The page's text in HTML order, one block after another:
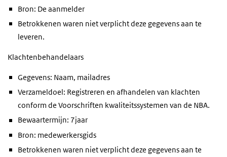
Bron: De aanmelder
Betrokkenen waren niet verplicht deze gegevens aan te
leveren.
Klachtenbehandelaars
Gegevens: Naam, mailadres
Verzameldoel: Registreren en afhandelen van klachten
conform de Voorschriften kwaliteitssystemen van de NBA.
Bewaartermijn: 7jaar
Bron: medewerkersgids
Betrokkenen waren niet verplicht deze gegevens aan te